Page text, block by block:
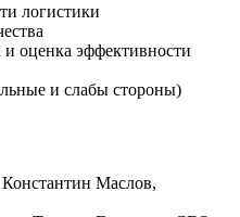
логистики
и оценка эффективности
и слабы стороны)
Константин Маслов,